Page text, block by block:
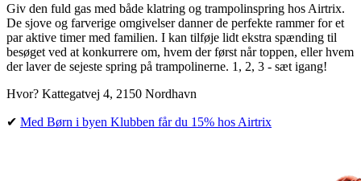
Giv den fuld gas med både klatring og trampolinspring hos Airtrix.
De sjove og farverige omgivelser danner de perfekte rammer for et
par aktive timer med familien. I kan tilføje lidt ekstra spænding til
besøget ved at konkurrere om, hvem der først når toppen, eller hvem
der laver de sejeste spring på trampolinerne. 1, 2, 3 - sæt igang!
Hvor? Kattegatvej 4, 2150 Nordhavn
✔︎ Med Børn i byen Klubben får du 15% hos Airtrix